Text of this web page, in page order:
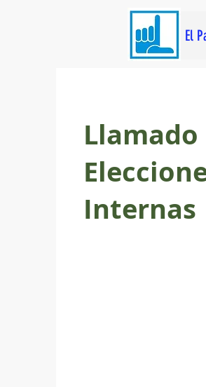
El
Llamado
Internas